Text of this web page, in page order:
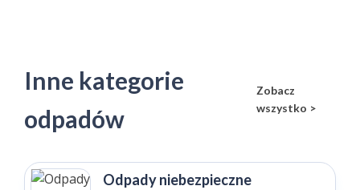
Inne kategorie
odpadów
Zobacz
wszystko >
Odpady niebezpieczne